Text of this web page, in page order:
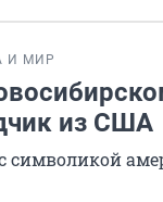
И МИР
из США
символикой